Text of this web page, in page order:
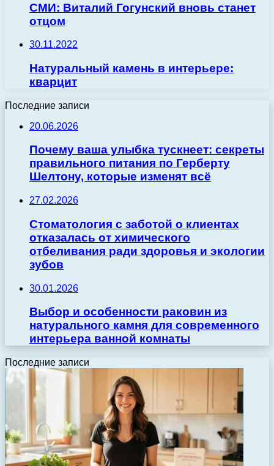
СМИ: Виталий Гогунский вновь станет
отцом
30.11.2022
Натуральный камень в интерьере:
кварцит
Последние записи
20.06.2026
Почему ваша улыбка тускнеет: секреты
правильного питания по Герберту
Шелтону, которые изменят всё
27.02.2026
Стоматология с заботой о клиентах
отказалась от химического
отбеливания ради здоровья и экологии
зубов
30.01.2026
Выбор и особенности раковин из
натурального камня для современного
интерьера ванной комнаты
Последние записи